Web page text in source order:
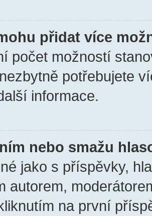
přidat více
počet možností
potřebujete
informace.
nebo smažu
jako s příspěvky,
autorem,
na první